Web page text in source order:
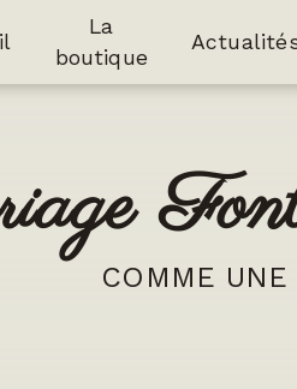
La
boutique
COMME UNE